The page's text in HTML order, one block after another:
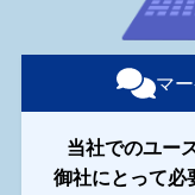
マ
当社でのユー
御社にとって必